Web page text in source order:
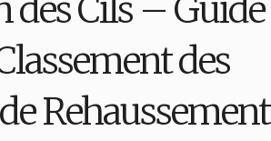
Cils – Guide
des
Rehaussement